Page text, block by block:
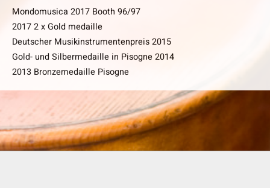
Mondomusica 2017 Booth 96/97
2017 2 x Gold medaille
Deutscher Musikinstrumentenpreis 2015
Gold- und Silbermedaille in Pisogne 2014
2013 Bronzemedaille Pisogne